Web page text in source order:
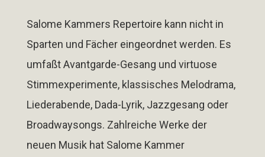
Salome Kammers Repertoire kann nicht in
Sparten und Fächer eingeordnet werden. Es
umfaßt Avantgarde-Gesang und virtuose
Stimmexperimente, klassisches Melodrama,
Liederabende, Dada-Lyrik, Jazzgesang oder
Broadwaysongs. Zahlreiche Werke der
neuen Musik hat Salome Kammer